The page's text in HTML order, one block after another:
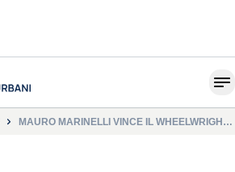
MAURO MARINELLI VINCE IL WHEELWRIGHT